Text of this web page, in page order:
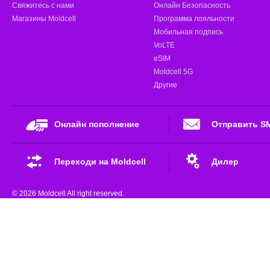
Свяжитесь с нами
Магазины Moldcell
Онлайн Безопасность
Программа лояльности
Мобильная подпись
VoLTE
eSIM
Moldcell 5G
Другие
Онлайн пополнение Отправить
Переходи на Moldcell Дилер
© 2026 Moldcell All right reserved.